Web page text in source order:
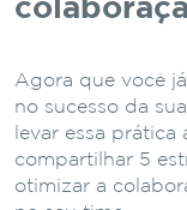
Agora que você
no sucesso da
levar essa
compartilhar 5
otimizar a